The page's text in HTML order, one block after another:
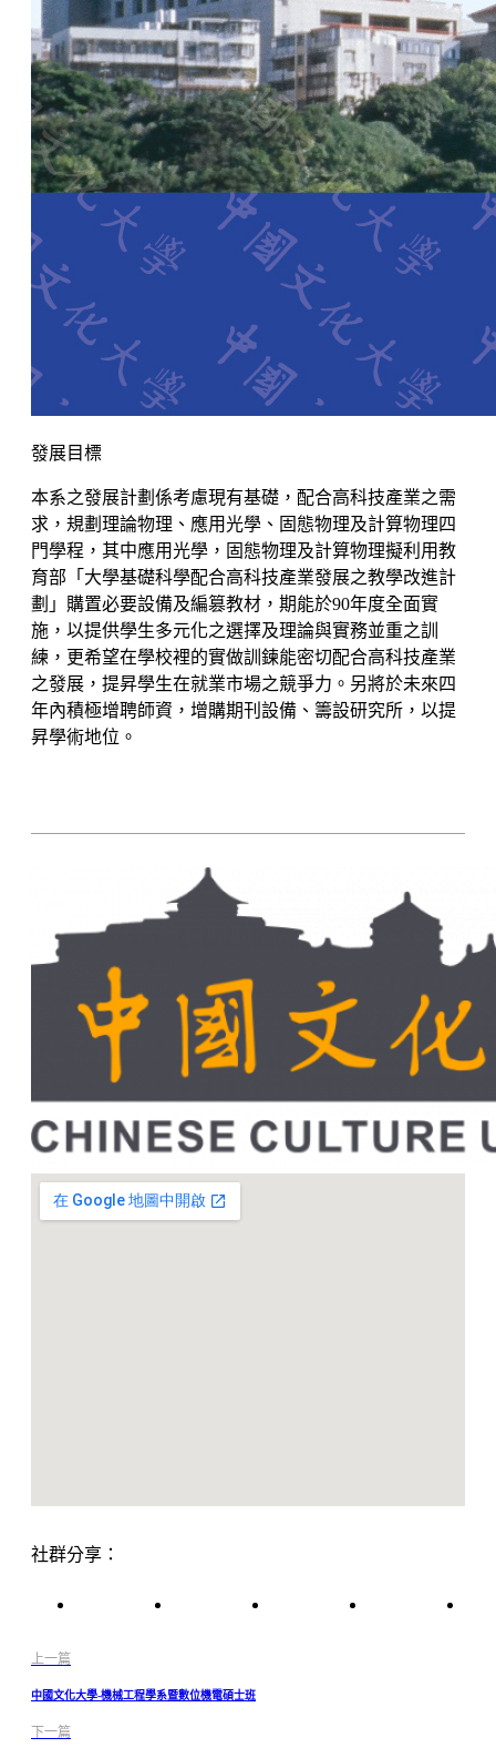
發展目標
本系之發展計劃係考慮現有基礎，配合高科技產業之需
求，規劃理論物理、應用光學、固態物理及計算物理四
門學程，其中應用光學，固態物理及計算物理擬利用教
育部「大學基礎科學配合高科技產業發展之教學改進計
劃」購置必要設備及編篡教材，期能於90年度全面實
施，以提供學生多元化之選擇及理論與實務並重之訓
練，更希望在學校裡的實做訓鍊能密切配合高科技產業
之發展，提昇學生在就業市場之競爭力。另將於未來四
年內積極增聘師資，增購期刊設備、籌設研究所，以提
昇學術地位。
社群分享：
上一篇
中國文化大學-機械工程學系暨數位機電碩士班
下一篇